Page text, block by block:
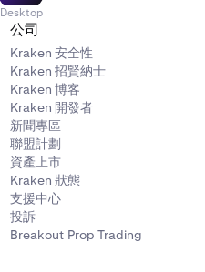
Desktop
公司
Kraken 安全性
Kraken 招賢納士
Kraken 博客
Kraken 開發者
新聞專區
聯盟計劃
資產上市
Kraken 狀態
支援中心
投訴
Breakout Prop Trading